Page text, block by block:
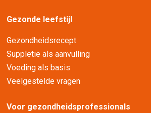
Gezonde leefstijl
Gezondheidsrecept
Suppletie als aanvulling
Voeding als basis
Veelgestelde vragen
Voor gezondheidsprofessionals